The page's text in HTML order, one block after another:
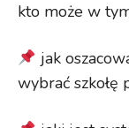
kto może w
jak
wybrać szkołę